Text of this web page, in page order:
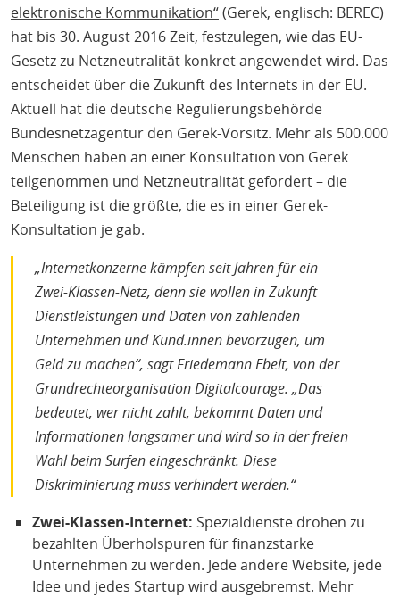
elektronische Kommunikation“(Gerek, englisch: BEREC)
hat bis 30. August 2016 Zeit, festzulegen, wie das EU-
Gesetz zu Netzneutralität konkret angewendet wird. Das
entscheidet über die Zukunft des Internets in der EU.
Aktuell hat die deutsche Regulierungsbehörde
Bundesnetzagentur den Gerek-Vorsitz. Mehr als 500.000
Menschen haben an einer Konsultation von Gerek
teilgenommen und Netzneutralität gefordert – die
Beteiligung ist die größte, die es in einer Gerek-
Konsultation je gab.
„Internetkonzerne kämpfen seit Jahren für ein
Zwei-Klassen-Netz, denn sie wollen in Zukunft
Dienstleistungen und Daten von zahlenden
Unternehmen und Kund.innen bevorzugen, um
Geld zu machen“, sagt Friedemann Ebelt, von der
Grundrechteorganisation Digitalcourage. „Das
bedeutet, wer nicht zahlt, bekommt Daten und
Informationen langsamer und wird so in der freien
Wahl beim Surfen eingeschränkt. Diese
Diskriminierung muss verhindert werden.“
Zwei-Klassen-Internet: Spezialdienste drohen zu
bezahlten Überholspuren für finanzstarke
Unternehmen zu werden. Jede andere Website, jede
Idee und jedes Startup wird ausgebremst. Mehr